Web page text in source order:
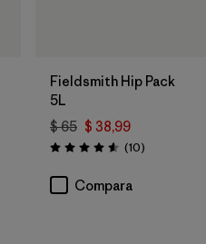
Fieldsmith Hip Pack
5L
$ 65 $ 38,99
Valoración: 4.6 / 5
(10Comentarios
)
Compara